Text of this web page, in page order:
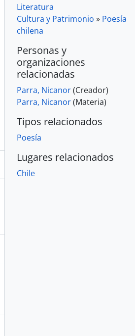
Literatura
Cultura y Patrimonio » Poesía
chilena
Personas y
organizaciones
relacionadas
Parra, Nicanor(Creador)
Parra, Nicanor(Materia)
Tipos relacionados
Poesía
Lugares relacionados
Chile